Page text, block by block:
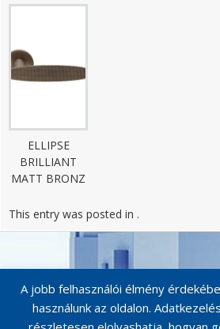
ELLIPSE
BRILLIANT
MATT BRONZ
This entry was posted in .
Post
navigation
A jobb felhasználói élmény
használunk az oldalon.